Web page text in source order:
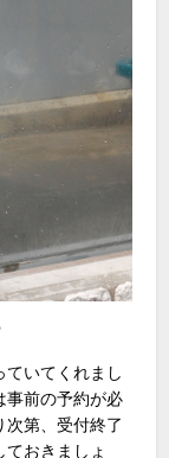
いてくれまし
事前の予約が必
第、受付終了
おきましょ